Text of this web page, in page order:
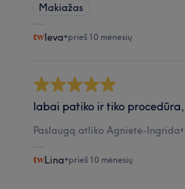
Makiažas
Ieva•prieš 10 mėnesių
labai patiko ir tiko
Paslaugą atliko Agnietė-Ingrida•
Lina•prieš 10 mėnesių